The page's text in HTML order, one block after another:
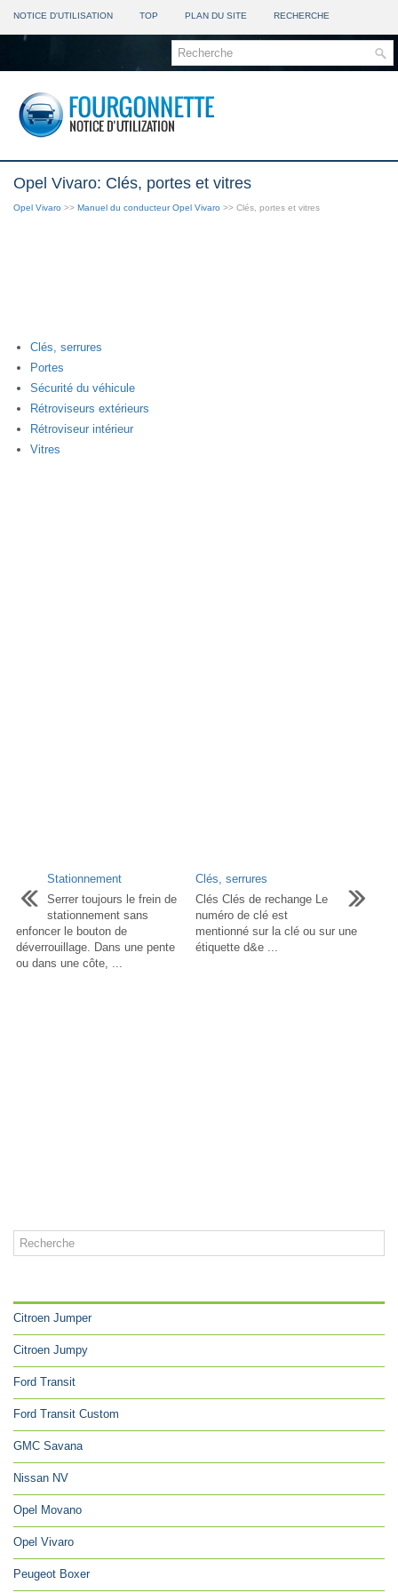
NOTICE D'UTILISATION TOP PLAN DU SITE RECHERCHE
Opel Vivaro: Clés, portes et vitres
Opel Vivaro >> Manuel du conducteur Opel Vivaro >> Clés, portes et vitres
Clés, serrures
Portes
Sécurité du véhicule
Rétroviseurs extérieurs
Rétroviseur intérieur
Vitres
Stationnement
Serrer toujours le frein de
stationnement sans
enfoncer le bouton de
déverrouillage. Dans une pente
ou dans une côte, ...
Clés, serrures
Clés Clés de rechange Le
numéro de clé est
mentionné sur la clé ou sur une
étiquette d&e ...
Citroen Jumper
Citroen Jumpy
Ford Transit
Ford Transit Custom
GMC Savana
Nissan NV
Opel Movano
Opel Vivaro
Peugeot Boxer